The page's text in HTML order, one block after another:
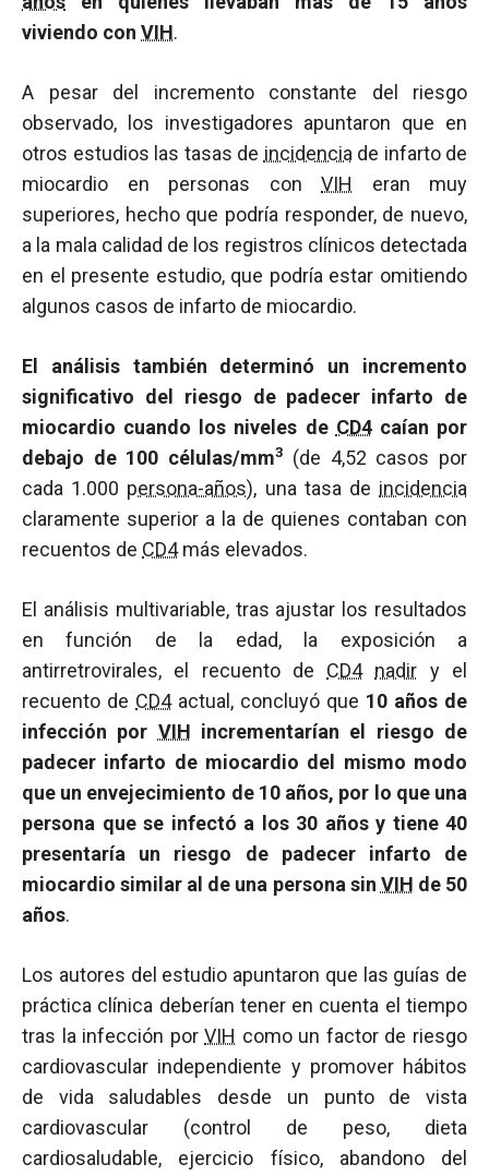
viviendo con VIH.
A pesar del incremento constante del riesgo
observado, los investigadores apuntaron que en
otros estudios las tasas de incidencia de infarto de
miocardio en personas con VIH eran muy
superiores, hecho que podría responder, de nuevo,
a la mala calidad de los registros clínicos detectada
en el presente estudio, que podría estar omitiendo
algunos casos de infarto de miocardio.
El análisis también determinó un incremento
significativo del riesgo de padecer infarto de
miocardio cuando los niveles de CD4caían por
debajo de 100 células/mm3
(de 4,52 casos por
cada 1.000 persona-años), una tasa de incidencia
claramente superior a la de quienes contaban con
recuentos de CD4más elevados.
El análisis multivariable, tras ajustar los resultados
en función de la edad, la exposición a
antirretrovirales, el recuento de CD4 nadir y el
recuento de CD4actual, concluyó que 10 años de
infección por VIH incrementarían el riesgo de
padecer infarto de miocardio del mismo modo
que un envejecimiento de 10 años, por lo que una
persona que se infectó a los 30 años y tiene 40
presentaría un riesgo de padecer infarto de
miocardio similar al de una persona sin VIH de 50
años.
Los autores del estudio apuntaron que las guías de
práctica clínica deberían tener en cuenta el tiempo
tras la infección porVIH como un factor de riesgo
cardiovascular independiente y promover hábitos
de vida saludables desde un punto de vista
cardiovascular (control de peso, dieta
cardiosaludable, ejercicio físico, abandono del